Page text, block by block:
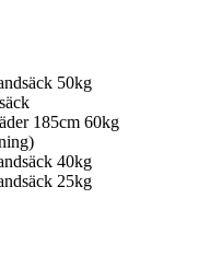
50kg
185cm 60kg
40kg
25kg